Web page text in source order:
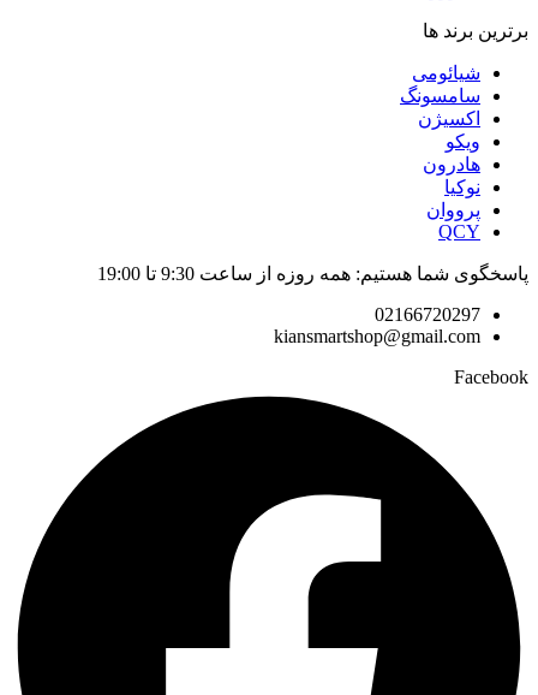
برترین برند ها
شیائومی
سامسونگ
اکسیژن
ویکو
هادرون
نوکیا
پرووان
QCY
پاسخگوی شما هستیم: همه روزه از ساعت 9:30 تا 19:00
02166720297
kiansmartshop@gmail.com
Facebook